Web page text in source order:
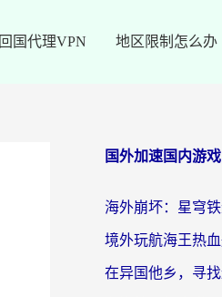
回国代理VPN 地区限制怎么办
国外加速国内游戏